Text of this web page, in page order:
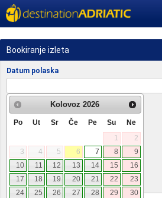
Bookiranje izleta
Datum polaska
Putnici
Odrasli
Bebe
Vaša e-mail adresa
Kolovoz 2026
Po Ut Sr Če Pe Su
Ne
1
2
3
4 5 6 7 8
9
10
11 12 13 14 15
16
17
18 19 20 21 22
23
24
25 26 27 28 29
30